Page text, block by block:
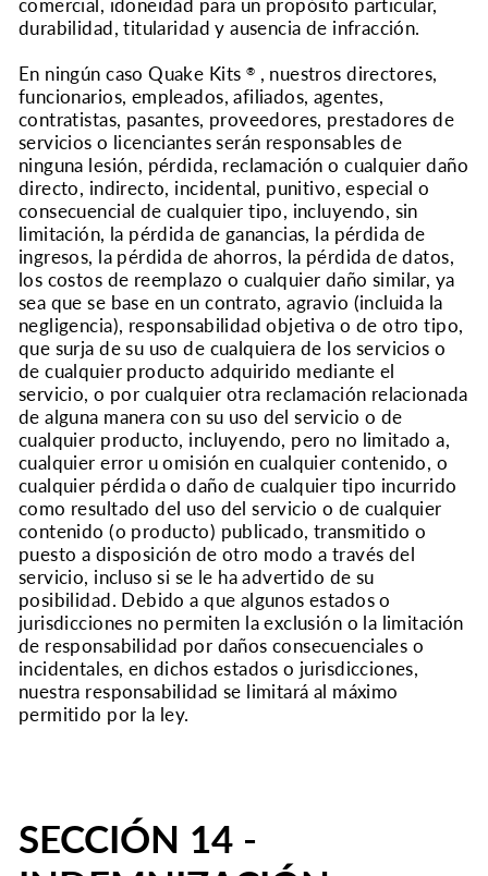
comercial, idoneidad para un propósito particular,
durabilidad, titularidad y ausencia de infracción.
En ningún caso Quake Kits ® , nuestros directores,
funcionarios, empleados, afiliados, agentes,
contratistas, pasantes, proveedores, prestadores de
servicios o licenciantes serán responsables de
ninguna lesión, pérdida, reclamación o cualquier daño
directo, indirecto, incidental, punitivo, especial o
consecuencial de cualquier tipo, incluyendo, sin
limitación, la pérdida de ganancias, la pérdida de
ingresos, la pérdida de ahorros, la pérdida de datos,
los costos de reemplazo o cualquier daño similar, ya
sea que se base en un contrato, agravio (incluida la
negligencia), responsabilidad objetiva o de otro tipo,
que surja de su uso de cualquiera de los servicios o
de cualquier producto adquirido mediante el
servicio, o por cualquier otra reclamación relacionada
de alguna manera con su uso del servicio o de
cualquier producto, incluyendo, pero no limitado a,
cualquier error u omisión en cualquier contenido, o
cualquier pérdida o daño de cualquier tipo incurrido
como resultado del uso del servicio o de cualquier
contenido (o producto) publicado, transmitido o
puesto a disposición de otro modo a través del
servicio, incluso si se le ha advertido de su
posibilidad. Debido a que algunos estados o
jurisdicciones no permiten la exclusión o la limitación
de responsabilidad por daños consecuenciales o
incidentales, en dichos estados o jurisdicciones,
nuestra responsabilidad se limitará al máximo
permitido por la ley.
SECCIÓN 14 -